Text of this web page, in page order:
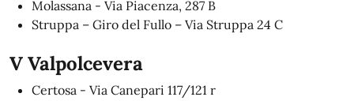
Molassana - Via Piacenza, 287 B
Struppa – Giro del Fullo – Via Struppa 24 C
V Valpolcevera
Certosa - Via Canepari 117/121 r